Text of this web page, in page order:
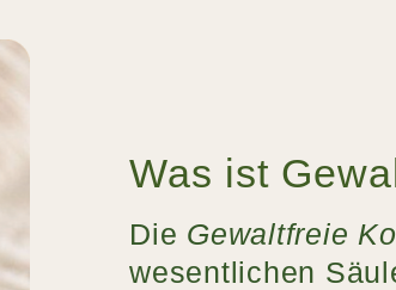
Was ist
Die Gewaltfreie
wesentlichen